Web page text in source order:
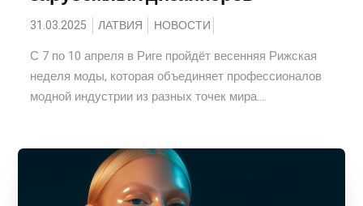
31.03.2025 ЛАТВИЯ НОВОСТИ
С 7 по 10 апреля в Риге пройдёт весенняя Рижская
неделя моды, которая объединяет профессионалов
модной индустрии из разных точек мира....